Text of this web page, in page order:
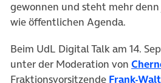
gewonnen und steht mehr
wie öffentlichen Agenda.
Beim UdL Digital Talk am 14.
unter der Moderation von
Fraktionsvorsitzende Frank-